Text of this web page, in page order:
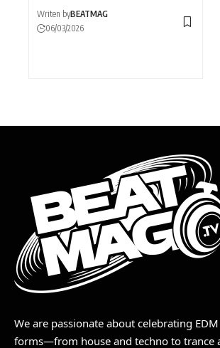
Writen byBEATMAG
06/03/2026
We are passionate about celebrating
forms—from house and techno to trance